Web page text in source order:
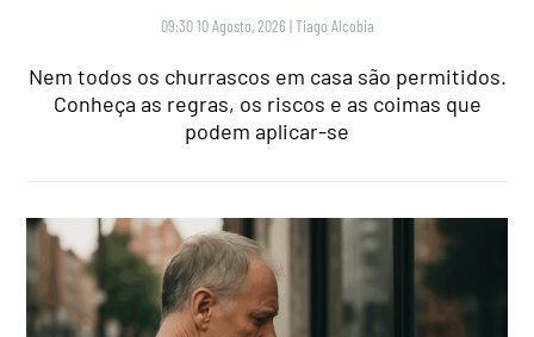
09:30 10 Agosto, 2026 |Tiago Alcobia
Nem todos os churrascos em casa são permitidos.
Conheça as regras, os riscos e as coimas que
podem aplicar-se